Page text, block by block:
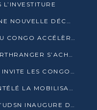
TOTAL ENERGIES ANNONCE UNE NOUVELLE DÉCOUVERTE D’HYDROCARBURES SUR LE PERMIS MOHO AU LARGE DU CONGO
HUAWEI ET LA RÉPUBLIQUE DU CONGO ACCÉLÈRENT LEUR PARTENARIAT
BIODIVERSITÉ : LE PROJET EARTHRANGER S’ACHÈVE, MAIS LES DÉFIS DEMEURENT
LE FAN CLUB KANDZA MWENE INVITE LES CONGOLAIS À UNE FORTE AFFLUENCE AU STADE DE KINTÉLÉ
NINON GOUAMBA LANCE À KINTÉLÉ LA MOBILISATION POUR L’INVESTITURE DR DSN
ENSEIGNEMENT SUPÉRIEUR : L’UDSN INAUGURE DES LABORATOIRES POUR BOOSTER LA FORMATION PRATIQUE